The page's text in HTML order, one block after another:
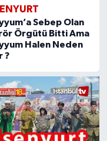
Sebep Olan
Örgütü Bitti Ama
Halen Neden
?